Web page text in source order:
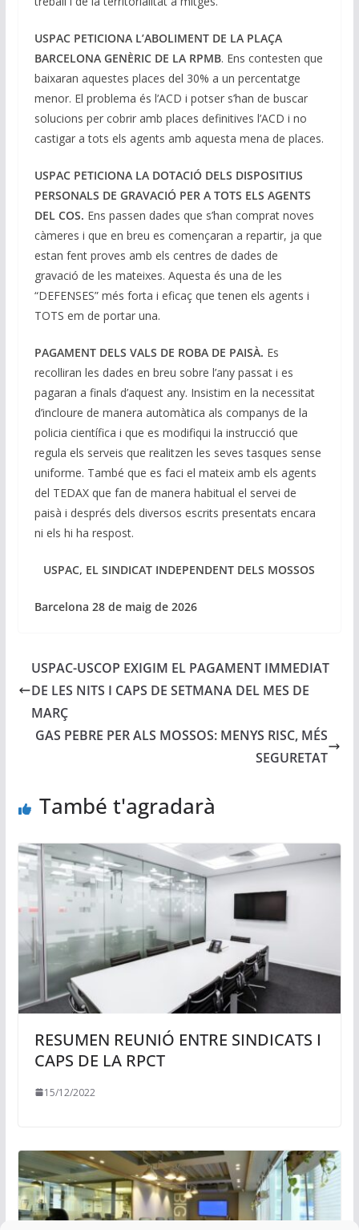
USPAC PETICIONA L’ABOLIMENT DE LA PLAÇA
BARCELONA GENÈRIC DE LA RPMB. Ens contesten que
baixaran aquestes places del 30% a un percentatge
menor. El problema és l’ACD i potser s’han de buscar
solucions per cobrir amb places definitives l’ACD i no
castigar a tots els agents amb aquesta mena de places.
USPAC PETICIONA LA DOTACIÓ DELS DISPOSITIUS
PERSONALS DE GRAVACIÓ PER A TOTS ELS AGENTS
DEL COS. Ens passen dades que s’han comprat noves
càmeres i que en breu es començaran a repartir, ja que
estan fent proves amb els centres de dades de
gravació de les mateixes. Aquesta és una de les
“DEFENSES” més forta i eficaç que tenen els agents i
TOTS em de portar una.
PAGAMENT DELS VALS DE ROBA DE PAISÀ. Es
recolliran les dades en breu sobre l’any passat i es
pagaran a finals d’aquest any. Insistim en la necessitat
d’incloure de manera automàtica als companys de la
policia científica i que es modifiqui la instrucció que
regula els serveis que realitzen les seves tasques sense
uniforme. També que es faci el mateix amb els agents
del TEDAX que fan de manera habitual el servei de
paisà i després dels diversos escrits presentats encara
ni els hi ha respost.
USPAC, EL SINDICAT INDEPENDENT DELS MOSSOS
Barcelona 28 de maig de 2026
USPAC-USCOP EXIGIM EL PAGAMENT IMMEDIAT
DE LES NITS I CAPS DE SETMANA DEL MES DE
MARÇ
GAS PEBRE PER ALS MOSSOS: MENYS RISC, MÉS
SEGURETAT
També t'agradarà
RESUMEN REUNIÓ ENTRE SINDICATS I
CAPS DE LA RPCT
15/12/2022